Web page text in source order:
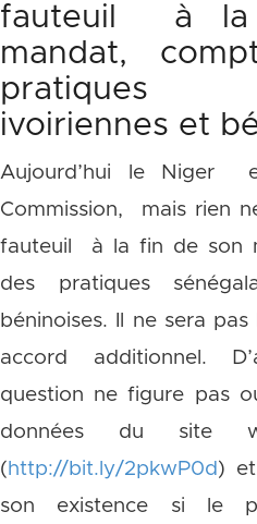
fauteuil à
mandat,
pratiques
ivoiriennes et
Aujourd’hui le
Commission, mais rien
fauteuil à la fin de son
des pratiques
béninoises. Il ne sera
accord additionnel.
question ne figure pas
données du site
( http://bit.ly/2pkwP0d )
son existence si le